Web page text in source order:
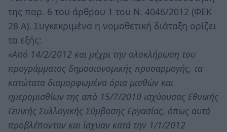
της παρ. 6 του άρθρου 1 του Ν. 4046/2012 (ΦΕΚ
28 Α). Συγκεκριμένα η νομοθετική διάταξη ορίζει
τα εξής:
«Από 14/2/2012 και μέχρι την ολοκλήρωση του
προγράμματος δημοσιονομικής προσαρμογής, τα
κατώτατα διαμορφωμένα όρια μισθών και
ημερομισθίων της από 15/7/2010 ισχύουσας Εθνικής
Γενικής Συλλογικής Σύμβασης Εργασίας, όπως αυτά
προβλέπονταν και ίσχυαν κατά την 1/1/2012